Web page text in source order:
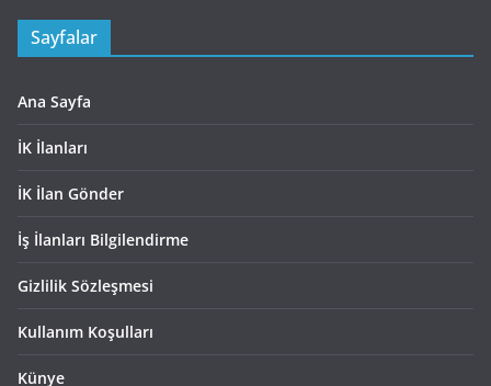
Sayfalar
Ana Sayfa
İK İlanları
İK İlan Gönder
İş İlanları Bilgilendirme
Gizlilik Sözleşmesi
Kullanım Koşulları
Künye